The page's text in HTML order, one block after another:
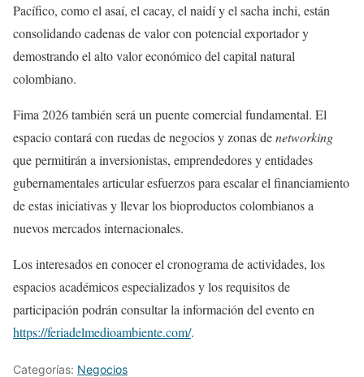
Pacífico, como el asaí, el cacay, el naidí y el sacha inchi, están
consolidando cadenas de valor con potencial exportador y
demostrando el alto valor económico del capital natural
colombiano.
Fima 2026 también será un puente comercial fundamental. El
espacio contará con ruedas de negocios y zonas denetworking
que permitirán a inversionistas, emprendedores y entidades
gubernamentales articular esfuerzos para escalar el financiamiento
de estas iniciativas y llevar los bioproductos colombianos a
nuevos mercados internacionales.
Los interesados en conocer el cronograma de actividades, los
espacios académicos especializados y los requisitos de
participación podrán consultar la información del evento en
https://feriadelmedioambiente.com/.
Categorías: Negocios